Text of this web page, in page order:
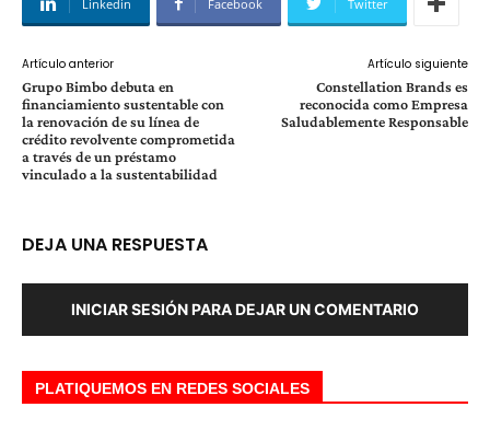
Linkedin Facebook Twitter
Artículo anterior
Grupo Bimbo debuta en
financiamiento sustentable con
la renovación de su línea de
crédito revolvente comprometida
a través de un préstamo
vinculado a la sustentabilidad
Artículo siguiente
Constellation Brands es
reconocida como Empresa
Saludablemente Responsable
DEJA UNA RESPUESTA
INICIAR SESIÓN PARA DEJAR UN COMENTARIO
PLATIQUEMOS EN REDES SOCIALES